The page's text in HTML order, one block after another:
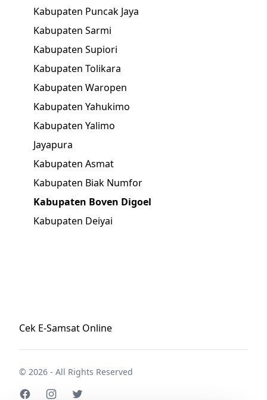
Kabupaten Puncak Jaya
Kabupaten Sarmi
Kabupaten Supiori
Kabupaten Tolikara
Kabupaten Waropen
Kabupaten Yahukimo
Kabupaten Yalimo
Jayapura
Kabupaten Asmat
Kabupaten Biak Numfor
Kabupaten Boven Digoel
Kabupaten Deiyai
Cek E-Samsat Online
© 2026 - All Rights Reserved